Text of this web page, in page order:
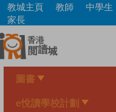
Skip
main
content
教城主頁 教師 中學生
家長
圖書
e悅讀學校計劃